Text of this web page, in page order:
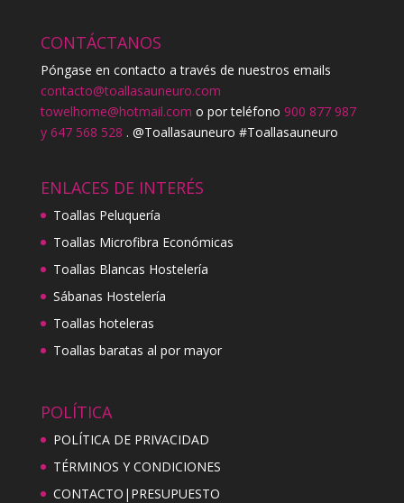
CONTÁCTANOS
Póngase en contacto a través de nuestros emails
contacto@toallasauneuro.com
towelhome@hotmail.com o por teléfono 900 877 987
y 647 568 528 . @Toallasauneuro #Toallasauneuro
ENLACES DE INTERÉS
Toallas Peluquería
Toallas Microfibra Económicas
Toallas Blancas Hostelería
Sábanas Hostelería
Toallas hoteleras
Toallas baratas al por mayor
POLÍTICA
POLÍTICA DE PRIVACIDAD
TÉRMINOS Y CONDICIONES
CONTACTO|PRESUPUESTO